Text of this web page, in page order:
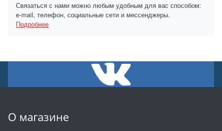
Связаться с нами можно любым удобным для вас способом:
e-mail, телефон, социальные сети и мессенджеры.
Подробнее
О магазине